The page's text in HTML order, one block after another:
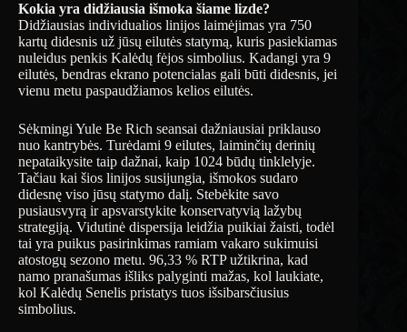
Kokia yra didžiausia išmoka šiame lizde?
Didžiausias individualios linijos laimėjimas yra 750
kartų didesnis už jūsų eilutės statymą, kuris pasiekiamas
nuleidus penkis Kalėdų fėjos simbolius. Kadangi yra 9
eilutės, bendras ekrano potencialas gali būti didesnis, jei
vienu metu paspaudžiamos kelios eilutės.
Sėkmingi Yule Be Rich seansai dažniausiai priklauso
nuo kantrybės. Turėdami 9 eilutes, laiminčių derinių
nepataikysite taip dažnai, kaip 1024 būdų tinklelyje.
Tačiau kai šios linijos susijungia, išmokos sudaro
didesnę viso jūsų statymo dalį. Stebėkite savo
pusiausvyrą ir apsvarstykite konservatyvią lažybų
strategiją. Vidutinė dispersija leidžia puikiai žaisti, todėl
tai yra puikus pasirinkimas ramiam vakaro sukimuisi
atostogų sezono metu. 96,33 % RTP užtikrina, kad
namo pranašumas išliks palyginti mažas, kol laukiate,
kol Kalėdų Senelis pristatys tuos išsibarsčiusius
simbolius.